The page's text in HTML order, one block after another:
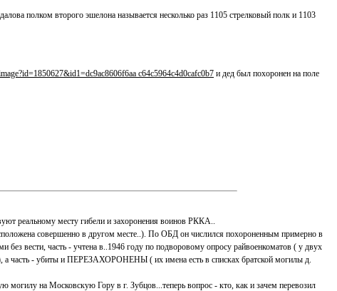
полком второго эшелона называется несколько раз 1105 стрелковый полк и 1103
c64c5964c4d0cafc0b7 и дед был похоронен на поле
реальному месту гибели и захоронения воинов РККА..
совершенно в другом месте..). По ОБД он числился похороненным примерно в
вести, часть - учтена в..1946 году по подворовому опросу райвоенкоматов ( у двух
а часть - убиты и ПЕРЕЗАХОРОНЕНЫ ( их имена есть в списках братской могилы д.
могилу на Московскую Гору в г. Зубцов...теперь вопрос - кто, как и зачем перевозил